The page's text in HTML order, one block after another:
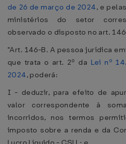
de 26 de março de 2024, e
ministérios do setor
observado o disposto no art.
"Art. 146-B. A pessoa jurídica
que trata o art. 2º da Lei nº
2024, poderá:
I - deduzir, para efeito de
valor correspondente à
incorridos, nos termos
imposto sobre a renda e da